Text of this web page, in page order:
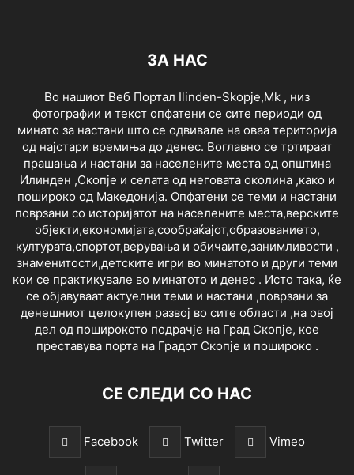
ЗА НАС
Во нашиот Веб Портал Ilinden-Skopje,Mk , низ
фотографии и текст опфатени се сите периоди од
минато за настани што се одвивале на оваа територија
од најстари времиња до денес. Воглавно се тртираат
прашања и настани за населените места од општина
Илинден ,Скопје и селата од неговата околина ,како и
пошироко од Македонија. Опфатени се теми и настани
поврзани со историјатот на населените места,верските
објекти,економијата,сообраќајот,образованието,
културата,спортот,верувања и обичаите,занимливости ,
знаменитости,детските игри во минатото и други теми
кои се практикувале во минатото и денес . Исто така, ќе
се објавуваат актуелни теми и настани ,поврзани за
денешниот целокупен развој во сите области ,на овој
дел од поширокото подрачје на Град Скопје, кое
преставува порта на Градот Скопје и пошироко .
СЕ СЛЕДИ СО НАС
Facebook Twitter Vimeo